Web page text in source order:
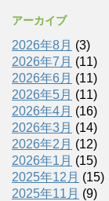
アーカイブ
2026年8月 (3)
2026年7月 (11)
2026年6月 (11)
2026年5月 (11)
2026年4月 (16)
2026年3月 (14)
2026年2月 (12)
2026年1月 (15)
2025年12月 (15)
2025年11月 (9)